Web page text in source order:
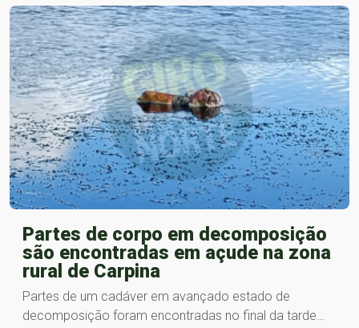
Partes de corpo em decomposição
são encontradas em açude na zona
rural de Carpina
Partes de um cadáver em avançado estado de
decomposição foram encontradas no final da tarde…